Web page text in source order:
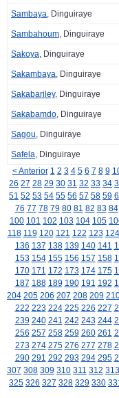
Sambaya, Dinguiraye
Sambahoum, Dinguiraye
Sakoya, Dinguiraye
Sakambaya, Dinguiraye
Sakabariley, Dinguiraye
Sakabamdo, Dinguiraye
Sagou, Dinguiraye
Safela, Dinguiraye
< Anterior 1 2 3 4 5 6 7 8 9
26 27 28 29 30 31 32 33 34
51 52 53 54 55 56 57 58 59
76 77 78 79 80 81 82 83 84
100 101 102 103 104 105
118 119 120 121 122 123 124
136 137 138 139 140 141
153 154 155 156 157 158
170 171 172 173 174 175
187 188 189 190 191 192
204 205 206 207 208 209
222 223 224 225 226 227
239 240 241 242 243 244
256 257 258 259 260 261
273 274 275 276 277 278
290 291 292 293 294 295
307 308 309 310 311 312 313
325 326 327 328 329 330